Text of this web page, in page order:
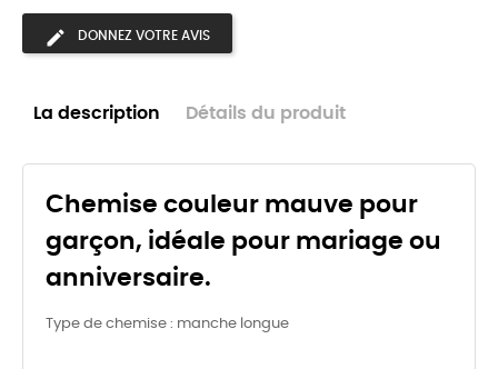
DONNEZ VOTRE AVIS
La description Détails du produit
Chemise couleur mauve pour
garçon, idéale pour mariage ou
anniversaire.
Type de chemise : manche longue